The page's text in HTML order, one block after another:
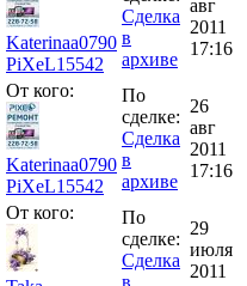
Katerinaa0790
PiXeL15542
Сделка
в
архиве
авг
2011
17:16
От кого:
Katerinaa0790
PiXeL15542
По
сделке:
Сделка
в
архиве
26
авг
2011
17:16
От кого:
По
сделке:
Сделка
в
29
июля
2011